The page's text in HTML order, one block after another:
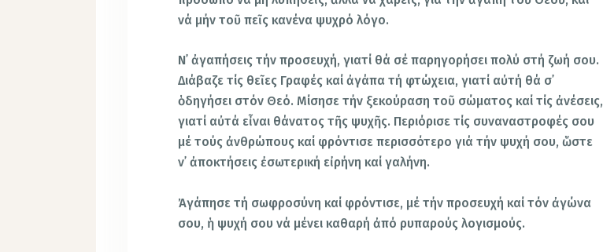
νά μήν τοῦ πεῖς κανένα ψυχρό λόγο.
Ν᾿ ἀγαπήσεις τήν προσευχή, γιατί θά σέ παρηγορήσει πολύ στή ζωή σου.
Διάβαζε τίς θεῖες Γραφές καί ἀγάπα τή φτώχεια, γιατί αὐτή θά σ᾿
ὁδηγήσει στόν Θεό. Μίσησε τήν ξεκούραση τοῦ σώματος καί τίς ἀνέσεις,
γιατί αὐτά εἶναι θάνατος τῆς ψυχῆς. Περιόρισε τίς συναναστροφές σου
μέ τούς ἀνθρώπους καί φρόντισε περισσότερο γιά τήν ψυχή σου, ὥστε
ν᾿ ἀποκτήσεις ἐσωτερική εἰρήνη καί γαλήνη.
Ἀγάπησε τή σωφροσύνη καί φρόντισε, μέ τήν προσευχή καί τόν ἀγώνα
σου, ἡ ψυχή σου νά μένει καθαρή ἀπό ρυπαρούς λογισμούς.